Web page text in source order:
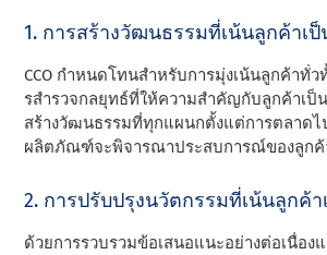
1. การสร้างวัฒนธรรมที่เน้นลูกค้าเ
CCO กําหนดโทนสําหรับการมุ่งเน้นลูกค้าทั่
รสํารวจกลยุทธ์ที่ให้ความสําคัญกับลูกค้าเป็
สร้างวัฒนธรรมที่ทุกแผนกตั้งแต่การตลาด
ผลิตภัณฑ์จะพิจารณาประสบการณ์ของลูกค้
2. การปรับปรุงนวัตกรรมที่เน้นลูกค้
ด้วยการรวบรวมข้อเสนอแนะอย่างต่อเนื่อง